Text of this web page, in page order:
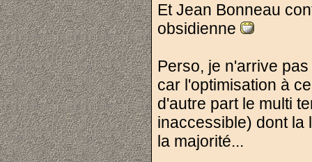
Et Jean Bonneau
obsidienne
Perso, je n'arrive
car l'optimisation à
d'autre part le multi
inaccessible) dont la
la majorité...